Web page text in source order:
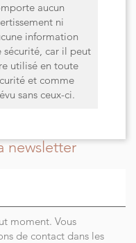
aucun
ni
information
sécurité, car il peut
utilisé en toute
et comme
sans ceux-ci.
newsletter
moment. Vous
de contact dans les